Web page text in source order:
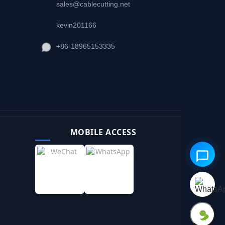
sales@cablecutting.net
kevin201166
+86-18965153335
MOBILE ACCESS